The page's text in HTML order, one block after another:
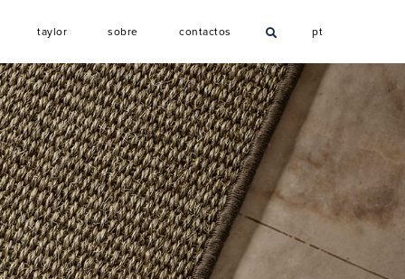
T
taylor S
sobre C
contactos pt